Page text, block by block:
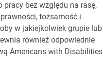
bez względu na rasę,
tożsamość i
w jakiejkolwiek grupie lub
również odpowiednie
Americans with Disabilities